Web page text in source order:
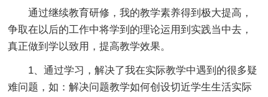
通过继续教育研修，我的教学素养得到极大提高，
争取在以后的工作中将学到的理论运用到实践当中去，
真正做到学以致用，提高教学效果。
1、通过学习，解决了我在实际教学中遇到的很多疑
难问题，如：解决问题教学如何创设切近学生生活实际